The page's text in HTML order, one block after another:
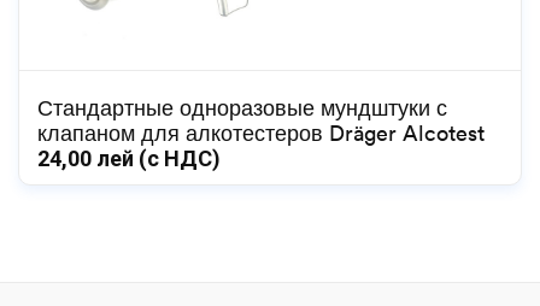
Стандартные одноразовые мундштуки с
клапаном для алкотестеров Dräger Alcotest
24,00 лей (с НДС)